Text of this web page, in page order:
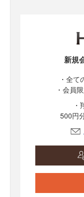
新規
・全
・会員
500円